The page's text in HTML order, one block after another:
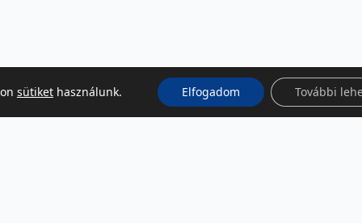
sütikethasználunk. Elfogadom További